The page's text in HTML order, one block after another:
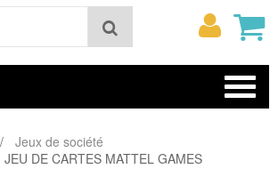
Rechercher
Mon
Jeux de société
DE CARTES MATTEL GAMES